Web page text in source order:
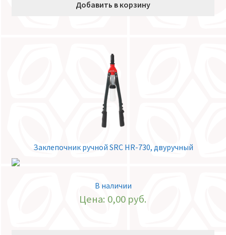
Добавить в корзину
Заклепочник ручной SRC HR-730, двуручный
В наличии
Цена: 0,00 руб.